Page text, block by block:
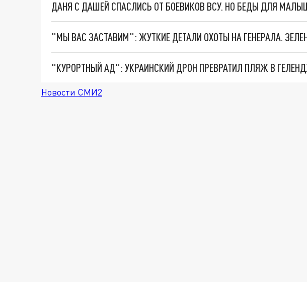
ДАНЯ С ДАШЕЙ СПАСЛИСЬ ОТ БОЕВИКОВ ВСУ. НО БЕДЫ ДЛЯ
"КУРОРТНЫЙ АД": УКРАИНСКИЙ ДРОН ПРЕВРАТИЛ ПЛЯЖ В
Новости СМИ2